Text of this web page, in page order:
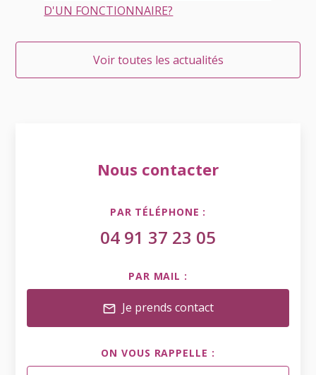
D'UN FONCTIONNAIRE?
Voir toutes les actualités
Nous contacter
PAR TÉLÉPHONE :
04 91 37 23 05
PAR MAIL :
mail Je prends contact
ON VOUS RAPPELLE :